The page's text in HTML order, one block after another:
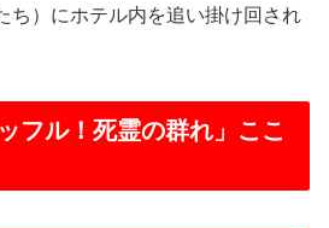
ち）にホテル内を追い掛け回され
フル！死霊の群れ」ここ